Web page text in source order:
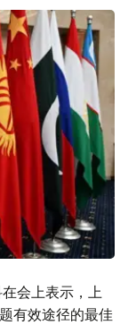
会上表示，上
有效途径的最佳